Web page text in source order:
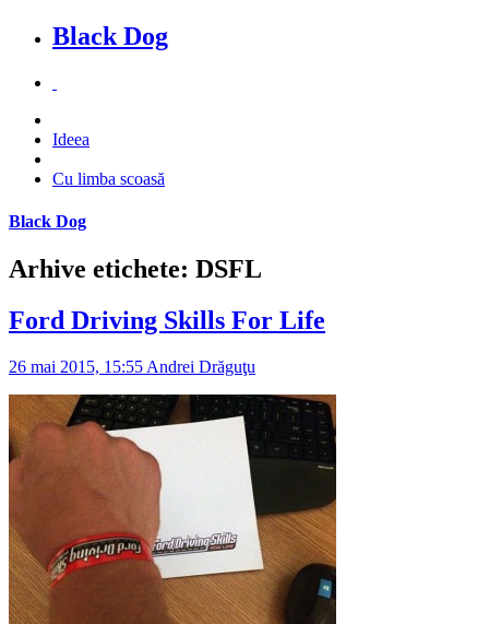
Black Dog
Ideea
Cu limba scoasă
Black Dog
Arhive etichete: DSFL
Ford Driving Skills For Life
26 mai 2015, 15:55 Andrei Drăguţu